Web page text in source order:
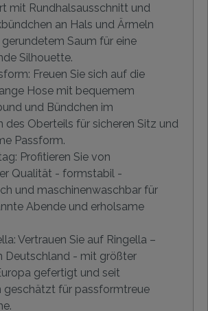
mit Rundhalsausschnitt und
an Hals und Ärmeln
Saum für eine
Silhouette.
Freuen Sie sich auf die
Hose mit bequemem
und Bündchen im
des Oberteils für sicheren Sitz und
Passform.
Profitieren Sie von
Qualität - formstabil -
und maschinenwaschbar für
Abende und erholsame
Vertrauen Sie auf Ringella –
Deutschland - mit größter
gefertigt und seit
geschätzt für passformtreue